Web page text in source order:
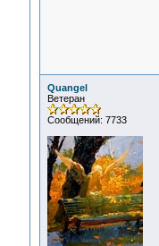
Quangel
Ветеран
Сообщений: 7733